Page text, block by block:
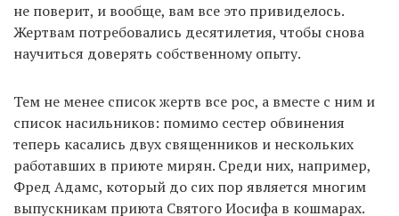
не поверит, и вообще, вам все это привиделось.
Жертвам потребовались десятилетия, чтобы снова
научиться доверять собственному опыту.
Тем не менее список жертв все рос, а вместе с ним и
список насильников: помимо сестер обвинения
теперь касались двух священников и нескольких
работавших в приюте мирян. Среди них, например,
Фред Адамс, который до сих пор является многим
выпускникам приюта Святого Иосифа в кошмарах.